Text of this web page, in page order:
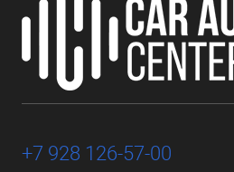
+7 928 126-57-00